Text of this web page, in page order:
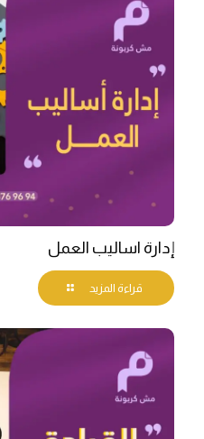
إدارة اساليب العمل
قراءة المزيد